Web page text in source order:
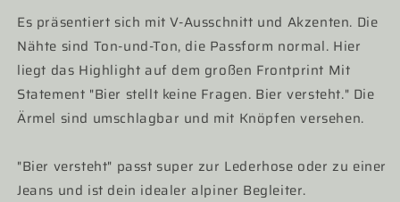
Es präsentiert sich mit V-Ausschnitt und Akzenten. Die
Nähte sind Ton-und-Ton, die Passform normal. Hier
liegt das Highlight auf dem großen Frontprint Mit
Statement "Bier stellt keine Fragen. Bier versteht." Die
Ärmel sind umschlagbar und mit Knöpfen versehen.
"Bier versteht" passt super zur Lederhose oder zu einer
Jeans und ist dein idealer alpiner Begleiter.